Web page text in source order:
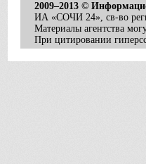
2009–2013 ©
ИА «СОЧИ 24», св-во
Материалы агентства
При цитировании